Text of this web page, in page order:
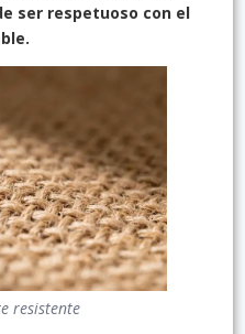
ser respetuoso con el
resistente